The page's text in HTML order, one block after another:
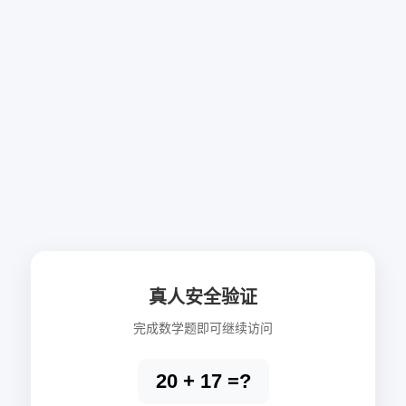
真人安全验证
完成数学题即可继续访问
20 + 17 =?